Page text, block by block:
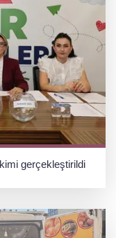
gerçekleştirildi